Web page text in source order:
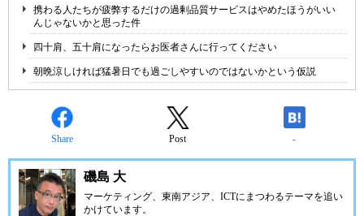
携わる人たちが疲弊するだけの過剰品質サービスはやめたほうがいい
んじゃないかと思った件
四十肩、五十肩になったらお医者さんに行ってください
朝晩涼しければ猛暑日でも過ごしやすいのではないかという仮説
Share Post -
磯島 大
マーケティング、東南アジア、ICTにまつわるテーマを追い
かけています。